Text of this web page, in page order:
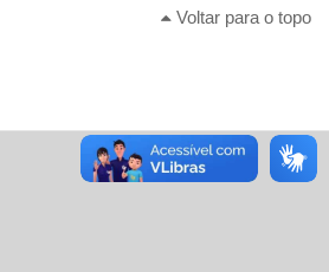
Voltar para o topo